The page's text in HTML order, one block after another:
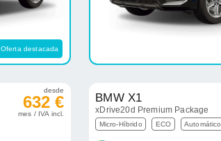
Oferta destacada
desde
632 €
mes / IVA incl.
BMW X1
xDrive20d Premium Package
Micro-Híbrido ECO Automático